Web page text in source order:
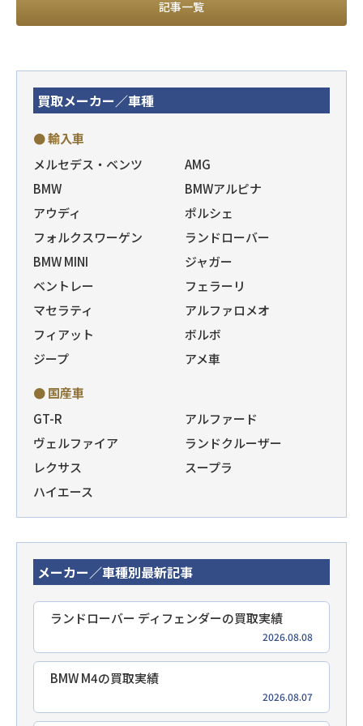
記事一覧
買取メーカー／車種
● 輸入車
メルセデス・ベンツ
AMG
BMW
BMWアルピナ
アウディ
ポルシェ
フォルクスワーゲン
ランドローバー
BMW MINI
ジャガー
ベントレー
フェラーリ
マセラティ
アルファロメオ
フィアット
ボルボ
ジープ
アメ車
● 国産車
GT-R
アルファード
ヴェルファイア
ランドクルーザー
レクサス
スープラ
ハイエース
メーカー／車種別最新記事
ランドローバー ディフェンダーの買取実績
2026.08.08
BMW M4の買取実績
2026.08.07